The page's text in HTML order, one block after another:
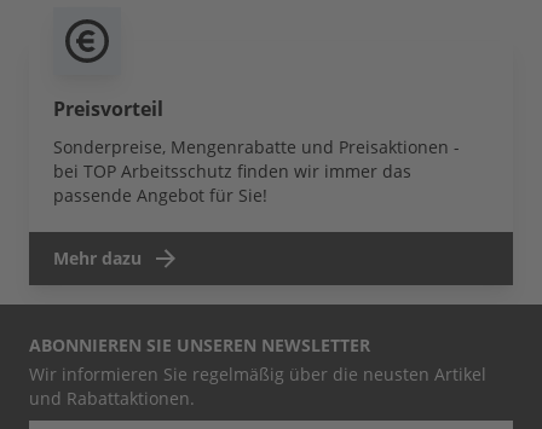
Preisvorteil
Sonderpreise, Mengenrabatte und Preisaktionen -
bei TOP Arbeitsschutz finden wir immer das
passende Angebot für Sie!
Mehr dazu
ABONNIEREN SIE UNSEREN NEWSLETTER
Wir informieren Sie regelmäßig über die neusten Artikel
und Rabattaktionen.